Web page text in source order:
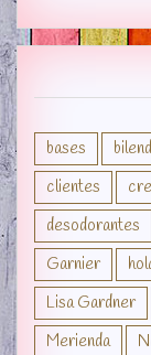
bases
clientes
desodorantes
Garnier
Lisa Gardner
Merienda